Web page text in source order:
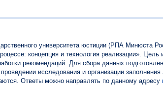
университета юстиции (РПА Минюста
концепция и технология реализации».
рекомендаций. Для сбора данных
исследования и организации
Ответы можно направлять по данному адресу